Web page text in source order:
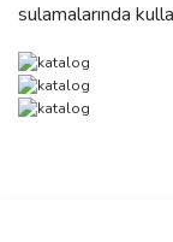
sulamalarında